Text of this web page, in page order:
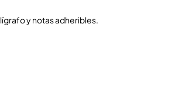
y notas adheribles.